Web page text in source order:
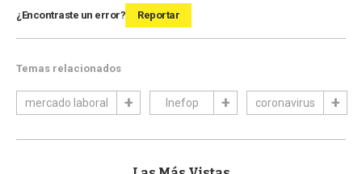
¿Encontraste un error? Reportar
Temas relacionados
mercado laboral Inefop coronavirus